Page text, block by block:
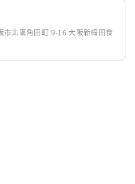
北區角田町 9-16 大阪新梅田食